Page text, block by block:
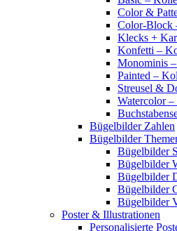
Color &
Color-Block
Klecks +
Konfetti –
Monominis
Painted –
Streusel &
Watercolor
Bügelbilder Zahlen
Bügelbilder
Bügelbilder
Bügelbilder
Bügelbilder
Bügelbilder
Bügelbilder
Poster & Illustrationen
Personalisierte